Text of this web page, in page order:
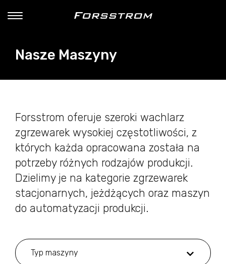
Nasze Maszyny
Forsstrom oferuje szeroki wachlarz
zgrzewarek wysokiej częstotliwości, z
których każda opracowana została na
potrzeby różnych rodzajów produkcji.
Dzielimy je na kategorie zgrzewarek
stacjonarnych, jeżdżących oraz maszyn
do automatyzacji produkcji.
Typ maszyny